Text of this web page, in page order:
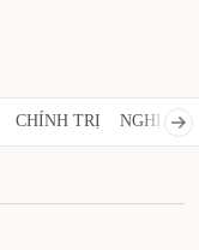
CHÍNH TRỊ NGHỊ